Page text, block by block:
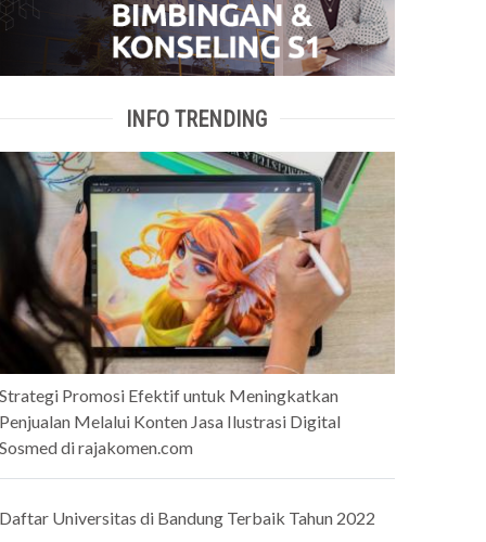
INFO TRENDING
Promosi Efektif untuk Meningkatkan
Melalui Konten Jasa Ilustrasi Digital
di rajakomen.com
Universitas di Bandung Terbaik Tahun 2022